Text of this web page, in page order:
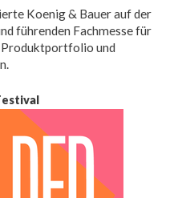
Koenig & Bauer auf der
führenden Fachmesse für
und